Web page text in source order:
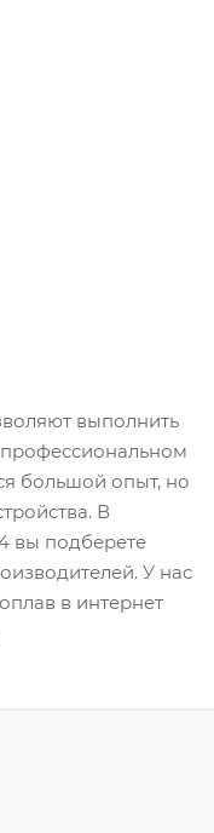
выполнить
большой опыт, но
В
вы подберете
У нас
в интернет